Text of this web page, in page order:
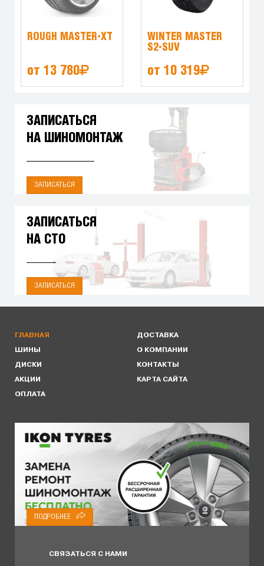
ROUGH MASTER-XT
от 13 780
WINTER MASTER
S2-SUV
от 10 319
ЗАПИСАТЬСЯ
НА ШИНОМОНТАЖ
ЗАПИСАТЬСЯ
ЗАПИСАТЬСЯ
НА СТО
ЗАПИСАТЬСЯ
ГЛАВНАЯ
ШИНЫ
ДИСКИ
АКЦИИ
ОПЛАТА
ДОСТАВКА
О КОМПАНИИ
КОНТАКТЫ
КАРТА САЙТА
ПОДРОБНЕЕ
СВЯЗАТЬСЯ С НАМИ